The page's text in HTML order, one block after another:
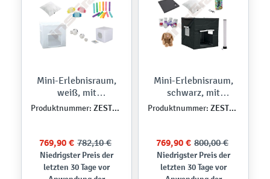
Mini-Erlebnisraum,
weiß, mit
Tastelementen
Produktnummer: ZEST6222PU
769,90 € 782,10 €
Niedrigster Preis der
letzten 30 Tage vor
Mini-Erlebnisraum,
schwarz, mit
Lichtelementen
Produktnummer: ZEST6221PU
769,90 € 800,00 €
Niedrigster Preis der
letzten 30 Tage vor